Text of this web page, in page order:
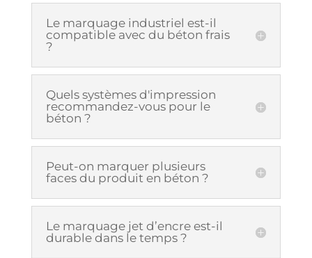
Le marquage industriel est-il
compatible avec du béton frais
?
Quels systèmes d'impression
recommandez-vous pour le
béton ?
Peut-on marquer plusieurs
faces du produit en béton ?
Le marquage jet d’encre est-il
durable dans le temps ?